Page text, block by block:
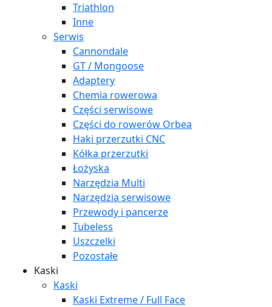
Triathlon
Inne
Serwis
Cannondale
GT / Mongoose
Adaptery
Chemia rowerowa
Części serwisowe
Części do rowerów Orbea
Haki przerzutki CNC
Kółka przerzutki
Łożyska
Narzędzia Multi
Narzędzia serwisowe
Przewody i pancerze
Tubeless
Uszczelki
Pozostałe
Kaski
Kaski
Kaski Extreme / Full Face